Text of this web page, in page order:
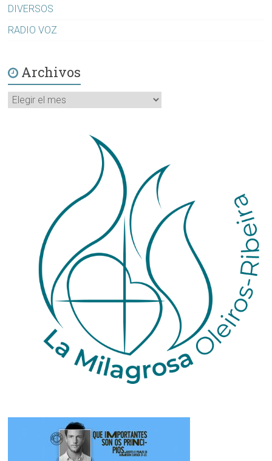
DIVERSOS
RADIO VOZ
Archivos
Archivos